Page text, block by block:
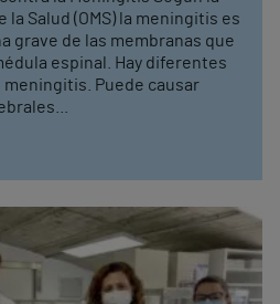
la Salud (OMS) la meningitis es
grave de las membranas que
espinal. Hay diferentes
Puede causar